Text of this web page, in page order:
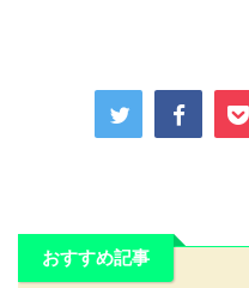
おすすめ記事